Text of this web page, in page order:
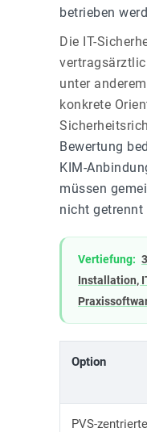
betrieben
Die IT-
unter
konkrete
Bewertung
KIM-
müssen
nicht getrennt
Vertiefung:
Installation,
Option
PVS-zentrierte